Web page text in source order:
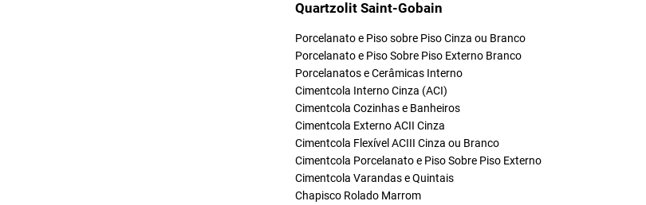
Quartzolit Saint-Gobain
Porcelanato e Piso sobre Piso Cinza ou Branco
Porcelanato e Piso Sobre Piso Externo Branco
Porcelanatos e Cerâmicas Interno
Cimentcola Interno Cinza (ACI)
Cimentcola Cozinhas e Banheiros
Cimentcola Externo ACII Cinza
Cimentcola Flexível ACIII Cinza ou Branco
Cimentcola Porcelanato e Piso Sobre Piso Externo
Cimentcola Varandas e Quintais
Chapisco Rolado Marrom